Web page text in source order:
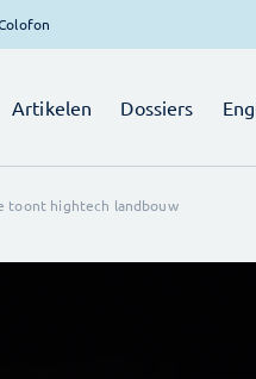
Artikelen Dossiers
toont hightech landbouw